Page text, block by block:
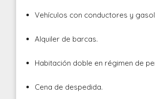
Vehículos con conductores y
Alquiler de barcas.
Habitación doble en régimen de
Cena de despedida.